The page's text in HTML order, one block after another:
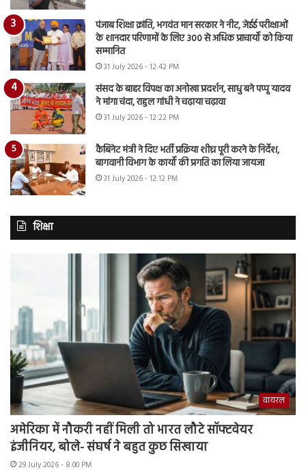
पंजाब शिक्षा क्रांति, भगवंत मान सरकार ने नीट, जेईई परीक्षाओं
के शानदार परिणामों के लिए 300 से अधिक प्राचार्यों को किया
सम्मानित
31 July 2026 - 12:42 PM
संसद के बाहर विपक्ष का अनोखा प्रदर्शन, साधु बने पप्पू यादव
ने मांगा चंदा, राहुल गांधी ने चढ़ाया चढ़ावा
31 July 2026 - 12:22 PM
कैबिनेट मंत्री ने दिए भर्ती प्रक्रिया शीघ्र पूरी करने के निर्देश,
बागवानी विभाग के कार्यों की प्रगति का लिया जायजा
31 July 2026 - 12:12 PM
शिक्षा
वायरल
अमेरिका में नौकरी नहीं मिली तो भारत लौटे सॉफ्टवेयर
इंजीनियर, बोले- संघर्ष ने बहुत कुछ सिखाया
29 July 2026 - 8:00 PM